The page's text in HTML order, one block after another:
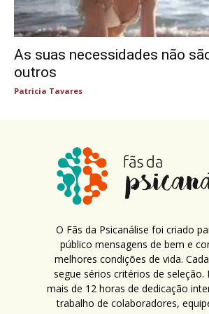
As suas necessidades não
outros
Patricia Tavares
O Fãs da Psicanálise foi criado
público mensagens de bem e
melhores condições de vida.
segue sérios critérios de seleção.
mais de 12 horas de dedicação
trabalho de colaboradores,